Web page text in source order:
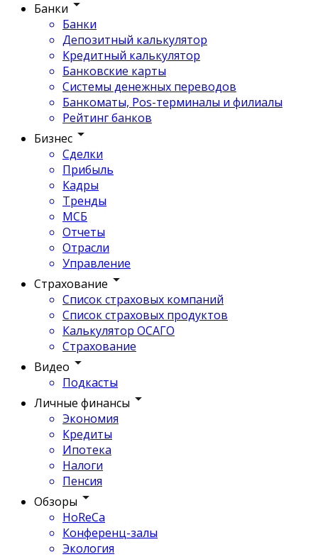
Банки
Банки
Депозитный калькулятор
Кредитный калькулятор
Банковские карты
Системы денежных переводов
Банкоматы, Pos-терминалы и филиалы
Рейтинг банков
Бизнес
Сделки
Прибыль
Кадры
Тренды
МСБ
Отчеты
Отрасли
Управление
Страхование
Список страховых компаний
Список страховых продуктов
Калькулятор ОСАГО
Страхование
Видео
Подкасты
Личные финансы
Экономия
Кредиты
Ипотека
Налоги
Пенсия
Обзоры
HoReCa
Конференц-залы
Экология